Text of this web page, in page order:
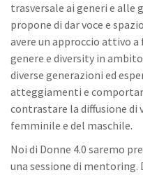
trasversale ai generi e alle
propone di dar voce e
avere un approccio attivo
genere e diversity in
diverse generazioni ed
atteggiamenti e
contrastare la diffusione
femminile e del maschile.
Noi di Donne 4.0 saremo
una sessione di